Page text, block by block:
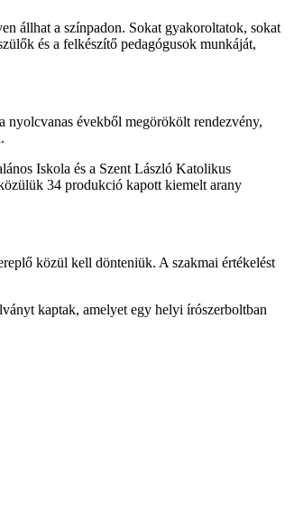
állhat a színpadon. Sokat gyakoroltatok, sokat
és a felkészítő pedagógusok munkáját,
nyolcvanas évekből megörökölt rendezvény,
Iskola és a Szent László Katolikus
34 produkció kapott kiemelt arany
közül kell dönteniük. A szakmai értékelést
kaptak, amelyet egy helyi írószerboltban